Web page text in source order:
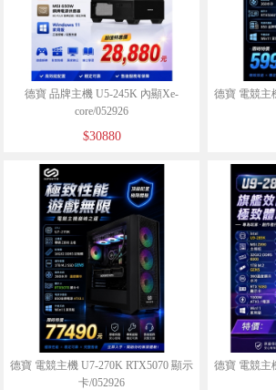
德寶 品牌主機 U5-245K 內顯Xe-
core/052926
$30880
德寶 電競主
德寶 電競主機 U7-270K RTX5070 顯示
卡/052926
德寶 電競主